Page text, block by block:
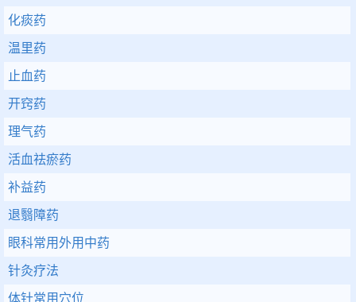
化痰药
温里药
止血药
开窍药
理气药
活血祛瘀药
补益药
退翳障药
眼科常用外用中药
针灸疗法
体针常用穴位